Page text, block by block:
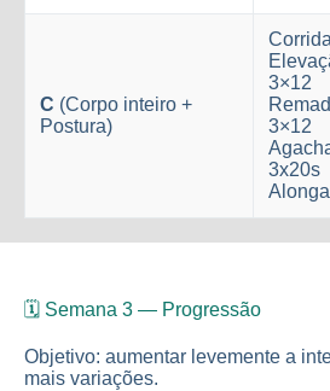
C (Corpo inteiro +
Postura)
3×12
3×12
3x20s
🗓️ Semana 3 — Progressão
Objetivo: aumentar levemente a
mais variações.